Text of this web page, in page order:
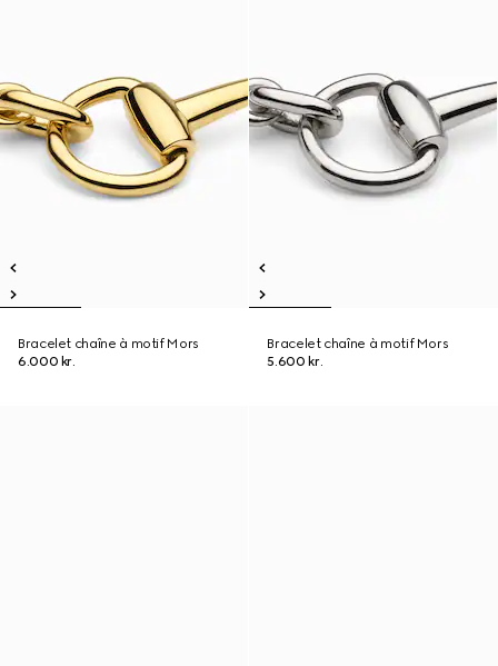
Bracelet chaîne à motif Mors
6.000 kr.
Bracelet chaîne à motif Mors
5.600 kr.